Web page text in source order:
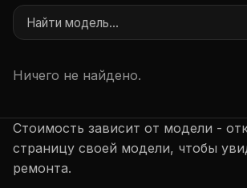
Ничего не найдено.
Стоимость зависит от модели -
страницу своей модели, чтобы
ремонта.